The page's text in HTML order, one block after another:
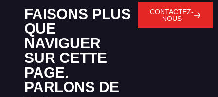
FAISONS PLUS
QUE
NAVIGUER
SUR CETTE
PAGE.
PARLONS DE
CONTACTEZ-
NOUS